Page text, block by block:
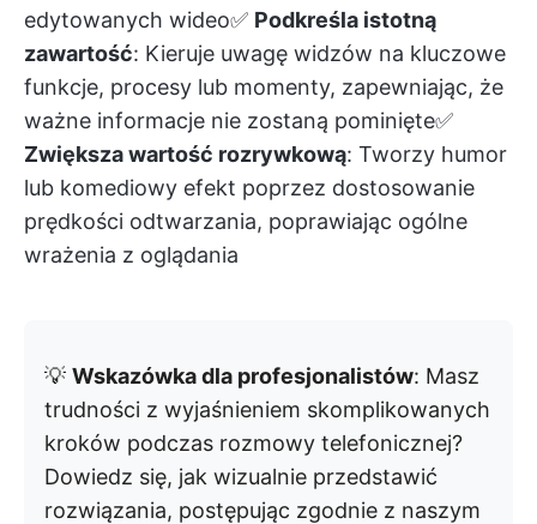
edytowanych wideo✅ Podkreśla istotną
zawartość: Kieruje uwagę widzów na kluczowe
funkcje, procesy lub momenty, zapewniając, że
ważne informacje nie zostaną pominięte✅
Zwiększa wartość rozrywkową: Tworzy humor
lub komediowy efekt poprzez dostosowanie
prędkości odtwarzania, poprawiając ogólne
wrażenia z oglądania
💡 Wskazówka dla profesjonalistów: Masz
trudności z wyjaśnieniem skomplikowanych
kroków podczas rozmowy telefonicznej?
Dowiedz się, jak wizualnie przedstawić
rozwiązania, postępując zgodnie z naszym